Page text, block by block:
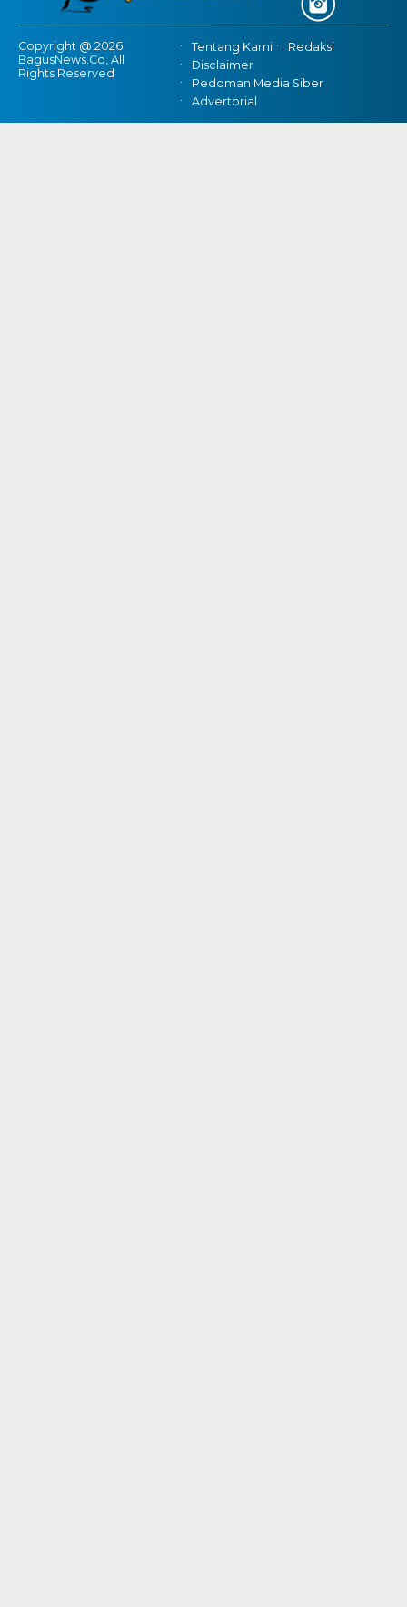
Copyright @ 2026
BagusNews.Co, All
Rights Reserved
Tentang Kami
Redaksi
Disclaimer
Pedoman Media Siber
Advertorial